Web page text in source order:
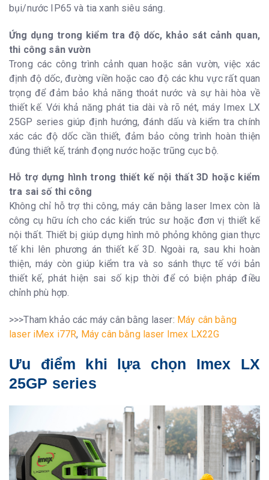
bụi/nước IP65 và tia xanh siêu sáng.
Ứng dụng trong kiểm tra độ dốc, khảo sát cảnh quan,
thi công sân vườn
Trong các công trình cảnh quan hoặc sân vườn, việc xác
định độ dốc, đường viền hoặc cao độ các khu vực rất quan
trọng để đảm bảo khả năng thoát nước và sự hài hòa về
thiết kế. Với khả năng phát tia dài và rõ nét, máy Imex LX
25GP series giúp định hướng, đánh dấu và kiểm tra chính
xác các độ dốc cần thiết, đảm bảo công trình hoàn thiện
đúng thiết kế, tránh đọng nước hoặc trũng cục bộ.
Hỗ trợ dựng hình trong thiết kế nội thất 3D hoặc kiểm
tra sai số thi công
Không chỉ hỗ trợ thi công, máy cân bằng laser Imex còn là
công cụ hữu ích cho các kiến trúc sư hoặc đơn vị thiết kế
nội thất. Thiết bị giúp dựng hình mô phỏng không gian thực
tế khi lên phương án thiết kế 3D. Ngoài ra, sau khi hoàn
thiện, máy còn giúp kiểm tra và so sánh thực tế với bản
thiết kế, phát hiện sai số kịp thời để có biện pháp điều
chỉnh phù hợp.
>>>Tham khảo các máy cân bằng laser: Máy cân bằng
laser iMex i77R, Máy cân bằng laser Imex LX22G
Ưu điểm khi lựa chọn Imex LX
25GP series